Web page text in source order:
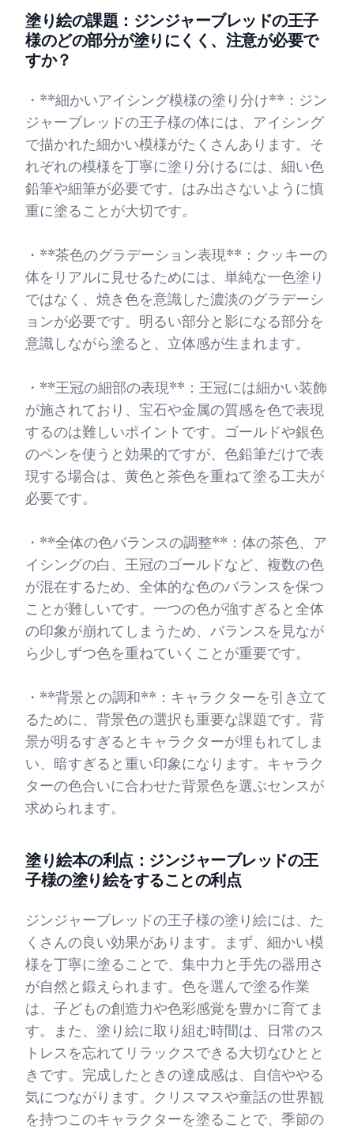
塗り絵の課題：ジンジャーブレッドの王子
様のどの部分が塗りにくく、注意が必要で
すか？
・**細かいアイシング模様の塗り分け**：ジン
ジャーブレッドの王子様の体には、アイシング
で描かれた細かい模様がたくさんあります。そ
れぞれの模様を丁寧に塗り分けるには、細い色
鉛筆や細筆が必要です。はみ出さないように慎
重に塗ることが大切です。
・**茶色のグラデーション表現**：クッキーの
体をリアルに見せるためには、単純な一色塗り
ではなく、焼き色を意識した濃淡のグラデーシ
ョンが必要です。明るい部分と影になる部分を
意識しながら塗ると、立体感が生まれます。
・**王冠の細部の表現**：王冠には細かい装飾
が施されており、宝石や金属の質感を色で表現
するのは難しいポイントです。ゴールドや銀色
のペンを使うと効果的ですが、色鉛筆だけで表
現する場合は、黄色と茶色を重ねて塗る工夫が
必要です。
・**全体の色バランスの調整**：体の茶色、ア
イシングの白、王冠のゴールドなど、複数の色
が混在するため、全体的な色のバランスを保つ
ことが難しいです。一つの色が強すぎると全体
の印象が崩れてしまうため、バランスを見なが
ら少しずつ色を重ねていくことが重要です。
・**背景との調和**：キャラクターを引き立て
るために、背景色の選択も重要な課題です。背
景が明るすぎるとキャラクターが埋もれてしま
い、暗すぎると重い印象になります。キャラク
ターの色合いに合わせた背景色を選ぶセンスが
求められます。
塗り絵本の利点：ジンジャーブレッドの王
子様の塗り絵をすることの利点
ジンジャーブレッドの王子様の塗り絵には、た
くさんの良い効果があります。まず、細かい模
様を丁寧に塗ることで、集中力と手先の器用さ
が自然と鍛えられます。色を選んで塗る作業
は、子どもの創造力や色彩感覚を豊かに育てま
す。また、塗り絵に取り組む時間は、日常のス
トレスを忘れてリラックスできる大切なひとと
きです。完成したときの達成感は、自信ややる
気につながります。クリスマスや童話の世界観
を持つこのキャラクターを塗ることで、季節の